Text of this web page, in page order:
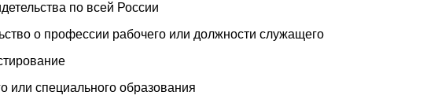
по всей России
о профессии рабочего или должности служащего
или специального образования